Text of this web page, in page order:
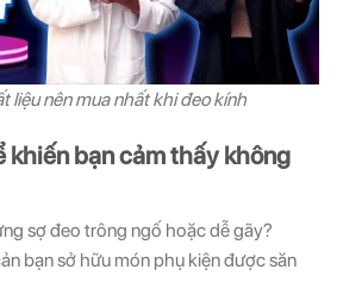
liệu nên mua nhất khi đeo kính
khiến bạn cảm thấy không
sợ đeo trông ngố hoặc dễ gãy?
bạn sở hữu món phụ kiện được săn